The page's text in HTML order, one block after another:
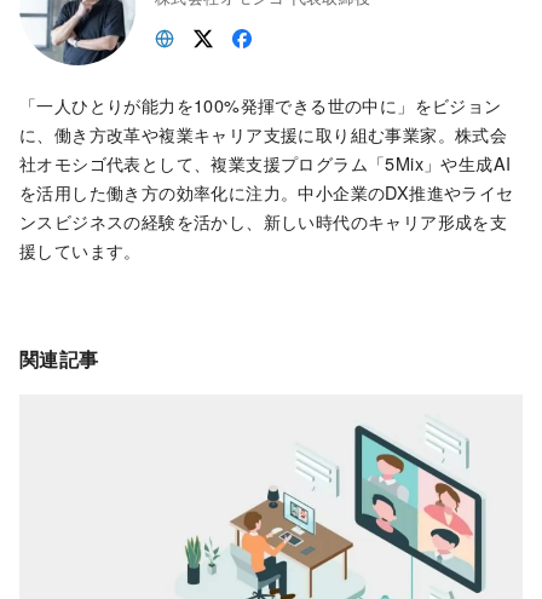
「一人ひとりが能力を100%発揮できる世の中に」をビジョン
に、働き方改革や複業キャリア支援に取り組む事業家。株式会
社オモシゴ代表として、複業支援プログラム「5Mix」や生成AI
を活用した働き方の効率化に注力。中小企業のDX推進やライセ
ンスビジネスの経験を活かし、新しい時代のキャリア形成を支
援しています。
関連記事